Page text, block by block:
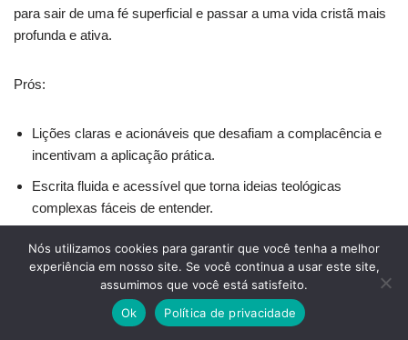
para sair de uma fé superficial e passar a uma vida cristã mais
profunda e ativa.
Prós:
Lições claras e acionáveis que desafiam a complacência e
incentivam a aplicação prática.
Escrita fluida e acessível que torna ideias teológicas
complexas fáceis de entender.
que edificam e inspiram crescimento.
Nós utilizamos cookies para garantir que você tenha a melhor
experiência em nosso site. Se você continua a usar este site,
assumimos que você está satisfeito.
Ok
Política de privacidade